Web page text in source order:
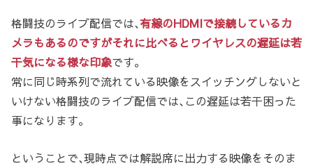
格闘技のライブ配信では､有線のHDMIで接続しているカ
メラもあるのですがそれに比べるとワイヤレスの遅延は若
干気になる様な印象です。
常に同じ時系列で流れている映像をスイッチングしないと
いけない格闘技のライブ配信では､この遅延は若干困った
事になります。
ということで､現時点では解説席に出力する映像をそのま